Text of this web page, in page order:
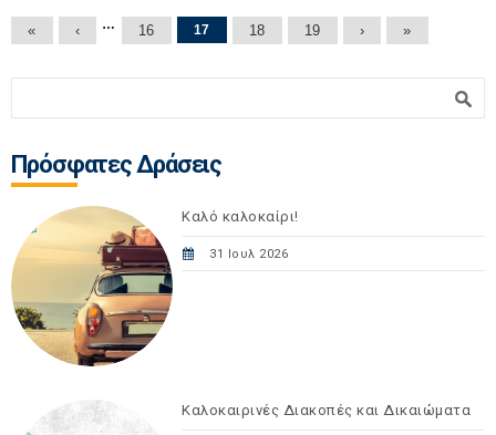
Σελίδες
« ‹ … 16 17 18 19 › »
Πρόσφατες Δράσεις
Καλό καλοκαίρι!
31 Ιουλ 2026
Καλοκαιρινές Διακοπές και Δικαιώματα